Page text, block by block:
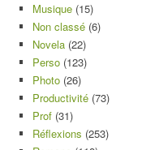
Musique (15)
Non classé (6)
Novela (22)
Perso (123)
Photo (26)
Productivité (73)
Prof (31)
Réflexions (253)